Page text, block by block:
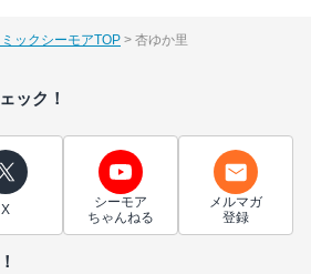
ックシーモアTOP 杏ゆか里
ック！
X
シーモア
ちゃんねる
メルマガ
登録